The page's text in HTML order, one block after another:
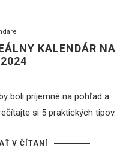
KALENDÁR NA
boli príjemné na pohľad a
si 5 praktických tipov.
V ČÍTANÍ